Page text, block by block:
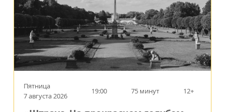
Пятница
7 августа 2026
19:00 75 минут 12+